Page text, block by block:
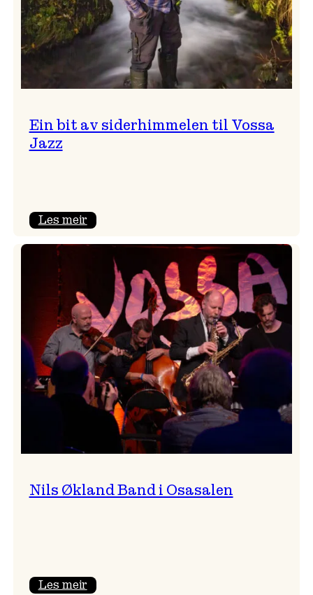
Ein bit av siderhimmelen til Vossa
Jazz
Les meir:
siderhimmelen
til
Vossa
Jazz
Nils Økland Band i Osasalen
Les meir: